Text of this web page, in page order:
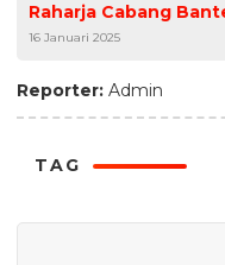
Raharja Cabang
Samsat
16 Januari 2025
Reporter: Admin
TAG